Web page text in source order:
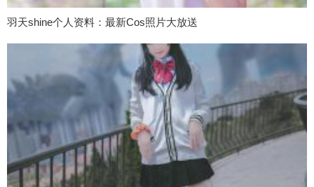
羽天shine个人资料：最新Cos照片大放送